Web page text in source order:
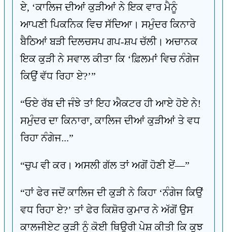
ਏ, ‘ਕਾਲਿਜ ਦੀਆਂ ਕੁੜੀਆਂ ਨੇ ਇਕ ਵਾਰ ਮੈਨੂੰ
ਆਪਣੀ ਪਿਕਨਿਕ ਵਿਚ ਸੱਦਿਆ। ਸਮੁੰਦਰ ਕਿਨਾਰੇ
ਬੈਠਿਆਂ ਬੜੀ ਦਿਲਚਸਪ ਗਪ-ਸ਼ਪ ਚੱਲੀ। ਅਚਾਨਕ
ਇਕ ਕੁੜੀ ਨੇ ਸਵਾਲ ਕੀਤਾ ਕਿ ‘ਫ਼ਿਲਮਾਂ ਵਿਚ ਨੰਗੇਜ
ਕਿਉਂ ਵੱਧ ਰਿਹਾ ਏ?’”
“ਓਏ ਰੱਬ ਦੀ ਜੰਝੇ ਤਾਂ ਇਹ ਐਕਟਰ ਹੀ ਆਏ ਹੋਏ ਨੇ!
ਸਮੁੰਦਰ ਦਾ ਕਿਨਾਰਾ, ਕਾਲਿਜ ਦੀਆਂ ਕੁੜੀਆਂ ਤੇ ਵਧ
ਰਿਹਾ ਨੰਗੇਜ...”
“ਚੁਪ ਵੀ ਕਰ। ਅਸਲੀ ਗੱਲ ਤਾਂ ਅਗੋਂ ਹੋਣੀ ਏਂ—”
“ਹਾਂ ਫੇਰ ਜਦੋਂ ਕਾਲਿਜ ਦੀ ਕੁੜੀ ਨੇ ਕਿਹਾ ‘ਨੰਗੇਜ ਕਿਉਂ
ਵਧ ਰਿਹਾ ਏ?’ ਤਾਂ ਫੇਰ ਕਿਸ਼ੋਰ ਕੁਮਾਰ ਨੇ ਅੱਗੋਂ ਉਸ
ਕਾਲਜੀਏਟ ਕੁੜੀ ਨੂੰ ਕੋਈ ਥਿਊਰੀ ਪੇਸ਼ ਕੀਤੀ ਕਿ ਕੁਝ